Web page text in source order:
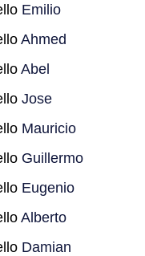
Emilio
Ahmed
Abel
Jose
Mauricio
Guillermo
Eugenio
Alberto
Damian